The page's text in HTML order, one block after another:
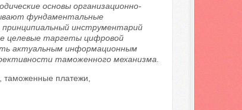
основы организационно-
фундаментальные
инструментарий
целевые таргеты цифровой
актуальным информационным
таможенного механизма.
таможенные платежи,